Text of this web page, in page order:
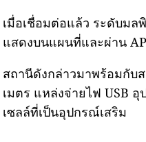
เมื่อเชื่อมต่อแล้ว ระดับมล
แสดงบนแผนที่และผ่าน
สถานีดังกล่าวมาพร้อมกับ
เมตร แหล่งจ่ายไฟ USB
เซลล์ที่เป็นอุปกรณ์เสริม